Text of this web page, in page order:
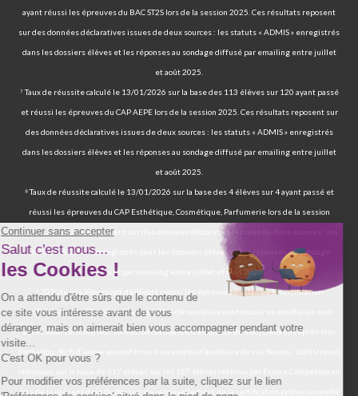
ayant réussi les épreuves du BAC ST2S lors de la session 2025. Ces résultats reposent
sur des données déclaratives issues de deux sources : les statuts « ADMIS » enregistrés
dans les dossiers élèves et les réponses au sondage diffusé par emailing entre juillet
et août 2025.
⁷ Taux de réussite calculé le 13/01/2026 sur la base des 113 élèves sur 120 ayant passé
et réussi les épreuves du CAP AEPE lors de la session 2025. Ces résultats reposent sur
des données déclaratives issues de deux sources : les statuts « ADMIS » enregistrés
dans les dossiers élèves et les réponses au sondage diffusé par emailing entre juillet
et août 2025.
⁸ Taux de réussite calculé le 13/01/2026 sur la base des 4 élèves sur 4 ayant passé et
réussi les épreuves du CAP Esthétique, Cosmétique, Parfumerie lors de la session
2025. Ces résultats reposent sur des données déclaratives issues de deux sources : les
statuts « ADMIS » enregistrés dans les dossiers élèves et les réponses au sondage
diffusé par emailing entre juillet et août 2025.
⁹ 70 % de nos élèves ont d’ailleurs réussi les épreuves finales de la certification
professionnelle d’auxiliaire de vie. | 97 % de nos élèves ont trouvé un emploi six mois
après avoir terminé leur formation certifiante d’auxiliaire de vie. | Deux ans après leur
lors de la présentation du dossier de renouvellement de la certification professionnelle